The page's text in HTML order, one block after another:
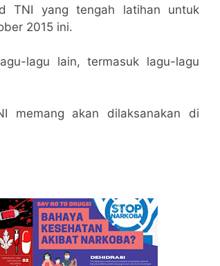
TNI yang tengah latihan untuk
2015 ini.
lagu lain, termasuk lagu-lagu
memang akan dilaksanakan di